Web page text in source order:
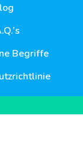
Begriffe